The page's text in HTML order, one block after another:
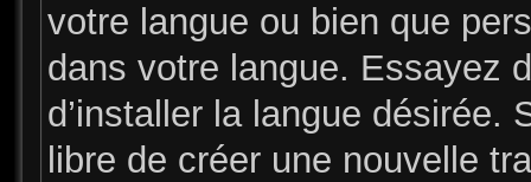
votre langue ou bien que
dans votre langue. Essayez
d’installer la langue désirée.
libre de créer une nouvelle